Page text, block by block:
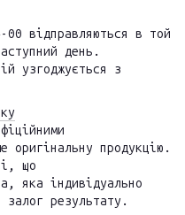
00 відправляються в той
день.
узгоджується з
оригінальну продукцію.
що
яка індивідуально
результату.